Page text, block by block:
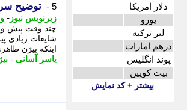
دلار امریکا
یورو
لیر ترکیه
درهم امارات
پوند انگلیس
بیت کویین
بیشتر + کد نمایش
5 - توضیح
زیرنویس نیوز -
چند وقت پیش و
شایعات زیادی
اینکه بیژن
یاسر آسانی -